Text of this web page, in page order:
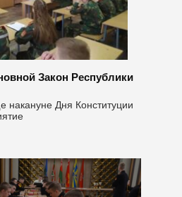
Закон Республики
накануне Дня Конституции